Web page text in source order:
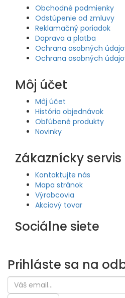
Obchodné podmienky
Odstúpenie od zmluvy
Reklamačný poriadok
Doprava a platba
Ochrana osobných
Ochrana osobných
Môj účet
Môj účet
História objednávok
Obľúbené produkty
Novinky
Zákaznícky servis
Kontaktujte nás
Mapa stránok
Výrobcovia
Akciový tovar
Sociálne siete
Prihláste sa na